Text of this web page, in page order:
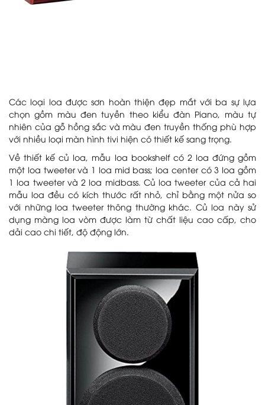
Các loại loa được sơn hoàn thiện đẹp mắt với ba sự lựa
chọn gồm màu đen tuyền theo kiểu đàn Piano, màu tự
nhiên của gỗ hồng sắc và màu đen truyền thống phù hợp
với nhiều loại màn hình tivi hiện có thiết kế sang trọng.
Về thiết kế củ loa, mẫu loa bookshelf có 2 loa đứng gồm
một loa tweeter và 1 loa mid bass; loa center có 3 loa gồm
1 loa tweeter và 2 loa midbass. Củ loa tweeter của cả hai
mẫu loa đều có kích thước rất nhỏ, chỉ bằng một nửa so
với những loa tweeter thông thường khác. Củ loa này sử
dụng màng loa vòm được làm từ chất liệu cao cấp, cho
dải cao chi tiết, độ động lớn.